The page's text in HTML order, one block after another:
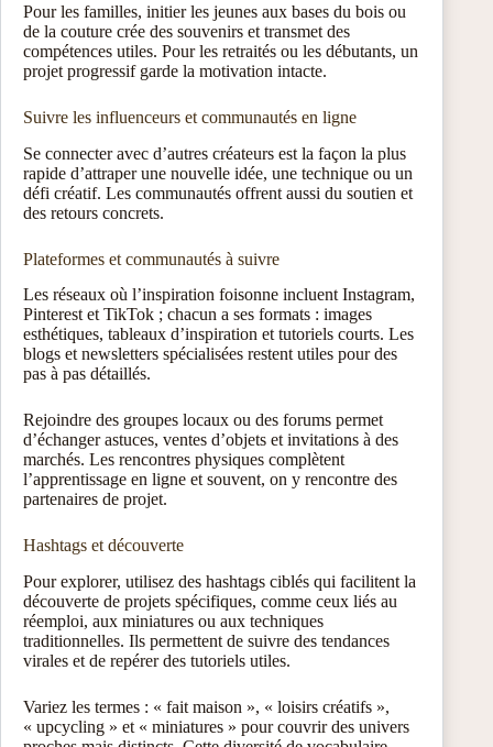
Pour les familles, initier les jeunes aux bases du bois ou
de la couture crée des souvenirs et transmet des
compétences utiles. Pour les retraités ou les débutants, un
projet progressif garde la motivation intacte.
Suivre les influenceurs et communautés en ligne
Se connecter avec d’autres créateurs est la façon la plus
rapide d’attraper une nouvelle idée, une technique ou un
défi créatif. Les communautés offrent aussi du soutien et
des retours concrets.
Plateformes et communautés à suivre
Les réseaux où l’inspiration foisonne incluent Instagram,
Pinterest et TikTok ; chacun a ses formats : images
esthétiques, tableaux d’inspiration et tutoriels courts. Les
blogs et newsletters spécialisées restent utiles pour des
pas à pas détaillés.
Rejoindre des groupes locaux ou des forums permet
d’échanger astuces, ventes d’objets et invitations à des
marchés. Les rencontres physiques complètent
l’apprentissage en ligne et souvent, on y rencontre des
partenaires de projet.
Hashtags et découverte
Pour explorer, utilisez des hashtags ciblés qui facilitent la
découverte de projets spécifiques, comme ceux liés au
réemploi, aux miniatures ou aux techniques
traditionnelles. Ils permettent de suivre des tendances
virales et de repérer des tutoriels utiles.
Variez les termes : « fait maison », « loisirs créatifs »,
« upcycling » et « miniatures » pour couvrir des univers